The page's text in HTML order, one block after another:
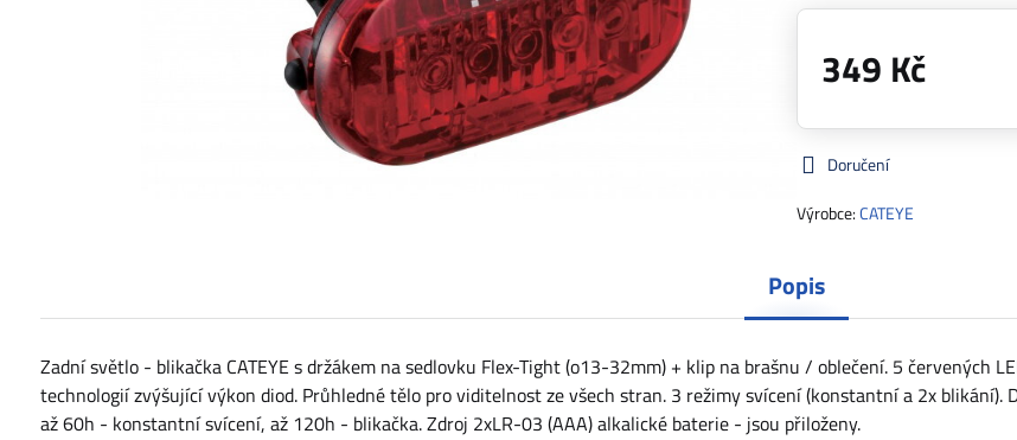
349 Kč
Doručení
Výrobce:CATEYE
Popis
Zadní světlo - blikačka CATEYE s držákem na sedlovku Flex-Tight (o13-32mm) + klip na brašnu / oblečení. 5 červených
technologií zvýšující výkon diod. Průhledné tělo pro viditelnost ze všech stran. 3 režimy svícení (konstantní a 2x blikání).
až 60h - konstantní svícení, až 120h - blikačka. Zdroj 2xLR-03 (AAA) alkalické baterie - jsou přiloženy.